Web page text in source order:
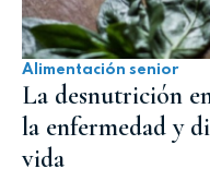
Alimentación senior
La desnutrición
la enfermedad y
vida